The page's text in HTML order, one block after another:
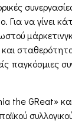
να γίνει
παγκόσμιες
the GReat»